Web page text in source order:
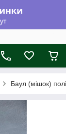
Баул (мішок)